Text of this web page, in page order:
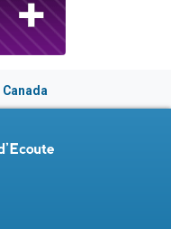
Canada